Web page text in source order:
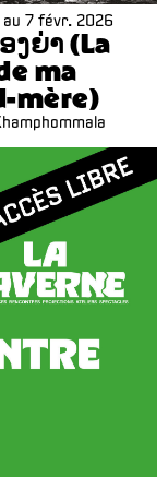
au 7 févr. 2026
ງຍ່າ (La
ma
mère)